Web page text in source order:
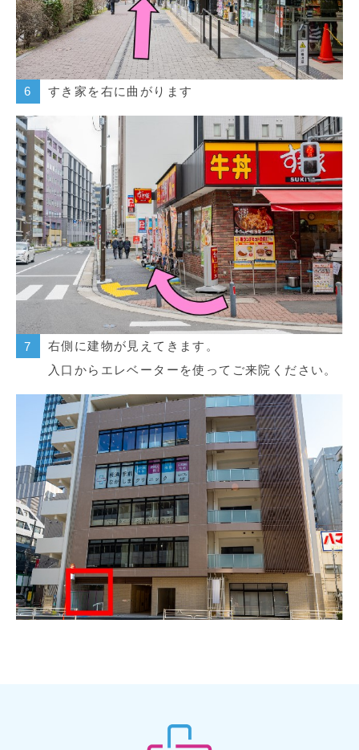
6 すき家を右に曲がります
7
右側に建物が見えてきます。
入口からエレベーターを使ってご来院ください。